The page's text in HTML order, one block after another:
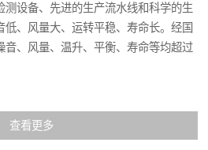
设备、先进的生产流水线和科学的生
、风量大、运转平稳、寿命长。经国
音、风量、温升、平衡、寿命等均超过
查看更多